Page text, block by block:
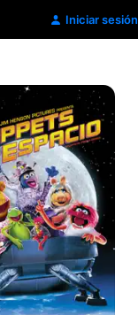
Iniciar sesión